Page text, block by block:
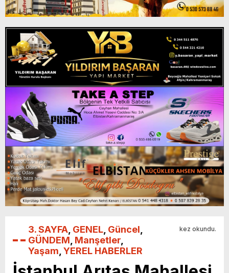
3. SAYFA GENEL Güncel
GÜNDEM Manşetler
Yaşam YEREL HABERLER
kez okundu.